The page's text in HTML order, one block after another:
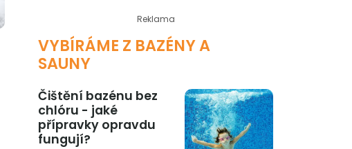
Reklama
VYBÍRÁME Z BAZÉNY A
SAUNY
Čištění bazénu bez
chlóru - jaké
přípravky opravdu
fungují?